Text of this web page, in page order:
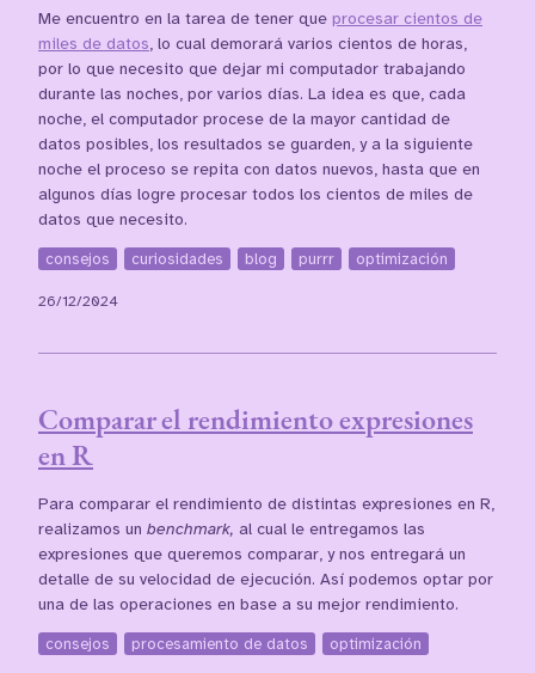
Me encuentro en la tarea de tener que procesar cientos de
miles de datos, lo cual demorará varios cientos de horas,
por lo que necesito que dejar mi computador trabajando
durante las noches, por varios días. La idea es que, cada
noche, el computador procese de la mayor cantidad de
datos posibles, los resultados se guarden, y a la siguiente
noche el proceso se repita con datos nuevos, hasta que en
algunos días logre procesar todos los cientos de miles de
datos que necesito.
consejos curiosidades blog purrr optimización
26/12/2024
Comparar el rendimiento expresiones
en R
Para comparar el rendimiento de distintas expresiones en R,
realizamos un benchmark, al cual le entregamos las
expresiones que queremos comparar, y nos entregará un
detalle de su velocidad de ejecución. Así podemos optar por
una de las operaciones en base a su mejor rendimiento.
consejos procesamiento de datos optimización